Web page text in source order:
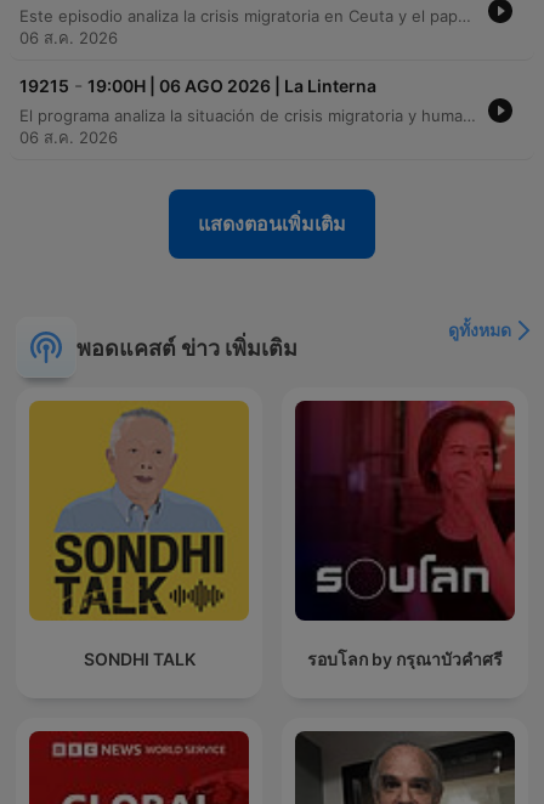
Este episodio analiza la crisis migratoria en Ceuta y el papel institucional de la Corona ante las implicaciones diplomáticas con Marruecos. Asimismo, se aborda la transición de poder en Colombia, la postura de Petro frente a De La Espriella y el clima de incertidumbre política en dicho país. El programa también ofrece un repaso por la actualidad nacional e internacional, incluyendo noticias sobre Ucrania, los riesgos del uso de dispositivos móviles en adolescentes y actualizaciones en deportes y meteorología.
06 ส.ค. 2026
19215 - 19:00H | 06 AGO 2026 | La Linterna
El programa analiza la situación de crisis migratoria y humanitaria en Ceuta tras el encuentro del Rey con su presidente, abordando también las tensiones militares en Oriente Próximo y la alerta por el virus del Nilo. Asimismo, se examina el impacto económico y ecológico de los incendios forestales en España y la transformación de las estaciones de esquí, que buscan reinventarse mediante actividades estivales para diversificar su oferta turística.
06 ส.ค. 2026
แสดงตอนเพิ่มเติม
พอดแคสต์ ข่าว เพิ่มเติม
ดูทั้งหมด
SONDHI TALK รอบโลก by กรุณาบัวคำศรี